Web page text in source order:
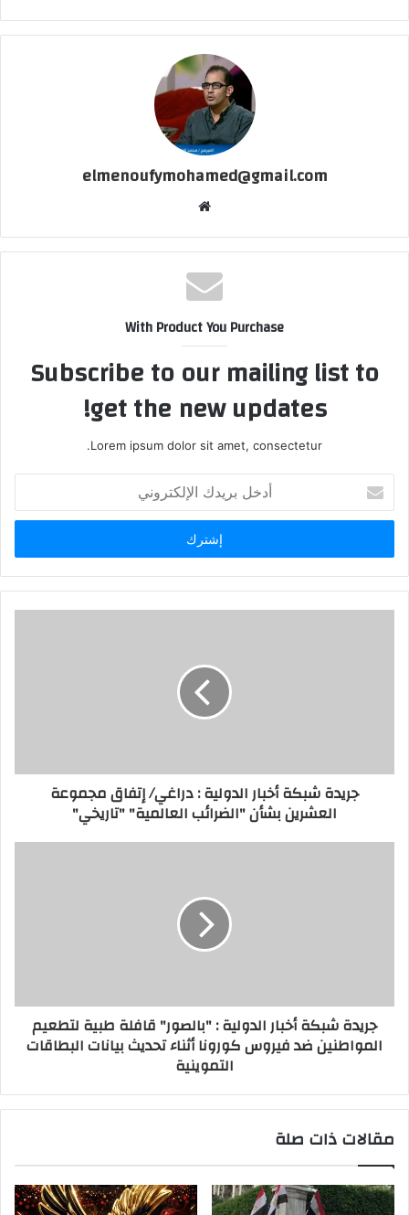
elmenoufymohamed@gmail.com
With Product You Purchase
Subscribe to our mailing list to
get the new updates!
Lorem ipsum dolor sit amet, consectetur.
بريدك
الإلكتروني
جريدة شبكة أخبار الدولية : دراغي/ إتفاق مجموعة
العشرين بشأن "الضرائب العالمية" "تاريخي"
جريدة شبكة أخبار الدولية : "بالصور" قافلة طبية لتطعيم
المواطنين ضد فيروس كورونا أثناء تحديث بيانات البطاقات
التموينية
مقالات ذات صلة